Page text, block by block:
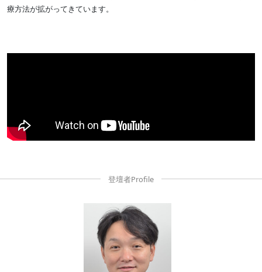
療方法が拡がってきています。